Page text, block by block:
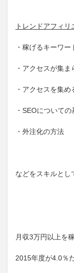
トレンドアフィリ
・稼げるキーワ
・アクセスが集ま
・アクセスを集
・SEOについて
・外注化の方法
などをスキルとし
月収3万円以上を
2015年度が4.0％